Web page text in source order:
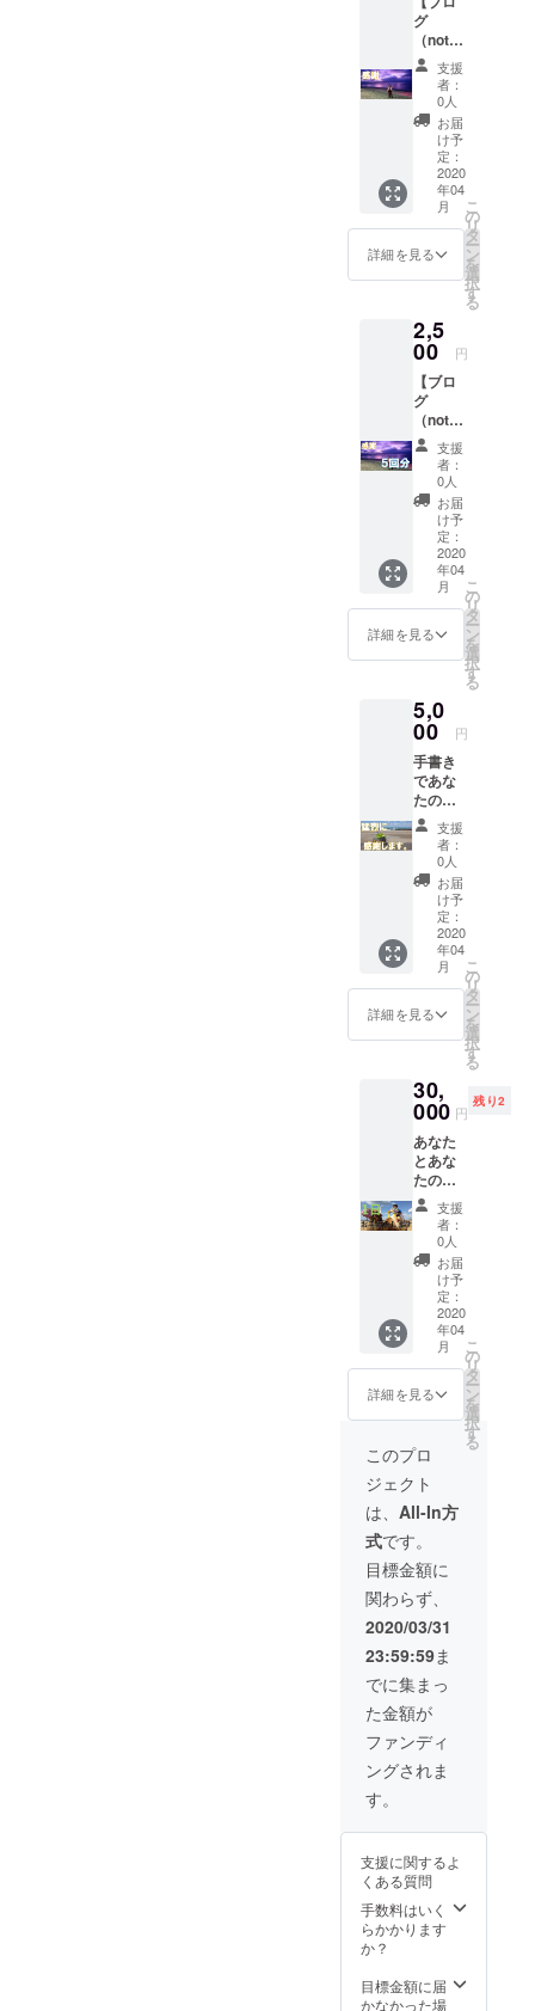
グ
（note)
の記事1
回分の
スポン
サーに
なって
いただ
きま
す。】
私が毎
日投稿
してい
る
note（h
ote.co
m/yum
ayuma
9713)の
スポン
サーに
なって
いただ
きま
す。
【〇月
〇日、
本日ご
支援し
ていた
だいた
△△様
うござ
いま
す。】
このよ
うな感
じで記
事の1番
最初に
お名前
を記載
させて
いただ
きま
す。 ※
入金日
の当日
や翌日
性がご
ざいま
支援
時、必
ず備考
欄にご
希望の
お名前
をご記
入くだ
さい。
支援
者：
0人
お届
け予
定：
2020
年04
月
詳細を見る
こ
の
リ
タ
ー
ン
を
選
択
す
る
2,5
00 円
【ブロ
グ
（note)
の記事5
回分の
スポン
サーに
なって
いただ
きま
す。】
私が毎
日投稿
してい
る
note（h
ote.co
m/yum
ayuma
9713)
のスポ
ンサー
になっ
ていた
だきま
す。
【〇月
〇日、
本日ご
支援し
ていた
だいた
△△様
うござ
いま
す。】
このよ
うな感
じで記
事の1番
最初に
お名前
を記載
させて
いただ
きま
す。 ※
入金日
の当日
や翌日
い可能
ざいま
す。 ※
時、必
ず備考
欄にご
希望の
お名前
入くだ
さい。
支援
者：
0人
お届
け予
定：
2020
年04
月
詳細を見る
こ
の
リ
タ
ー
ン
を
選
択
す
る
5,0
00 円
手書き
であな
たのお
名前と
ありが
とうを
書い
て、
note（h
ttps://n
ote.co
m/yum
ayuma
9713)
に画像
を掲載
す！
支援
者：
0人
お届
け予
定：
2020
年04
月
詳細を見る
こ
の
リ
タ
ー
ン
を
選
択
す
る
30,
000 円
残り2
あなた
とあな
たの大
切な人
の前で
お話
（講演
のよう
なも
の）を
しま
す！ 学
生や新
入社
員、そ
の他セ
ミナー
などで
私が
【介護
につい
て】
【学生
時代に
行った
挑戦】
などで
きる範
囲では
ありま
すが、
お話さ
せてい
ただき
～１時
度） ※
購入前
に事前
の打ち
合わ
のよう
な人に
支援
者：
0人
お届
け予
定：
2020
年04
月
詳細を見る
こ
の
リ
タ
ー
ン
を
選
択
す
る
このプロ
ジェクト
は、 All-In方
式です。
目標金額に
関わらず、
2020/03/31
23:59:59ま
でに集まっ
た金額が
ファンディ
ングされま
す。
支援に関するよ
くある質問
手数料はいく
らかかります
か？
目標金額に届
かなかった場